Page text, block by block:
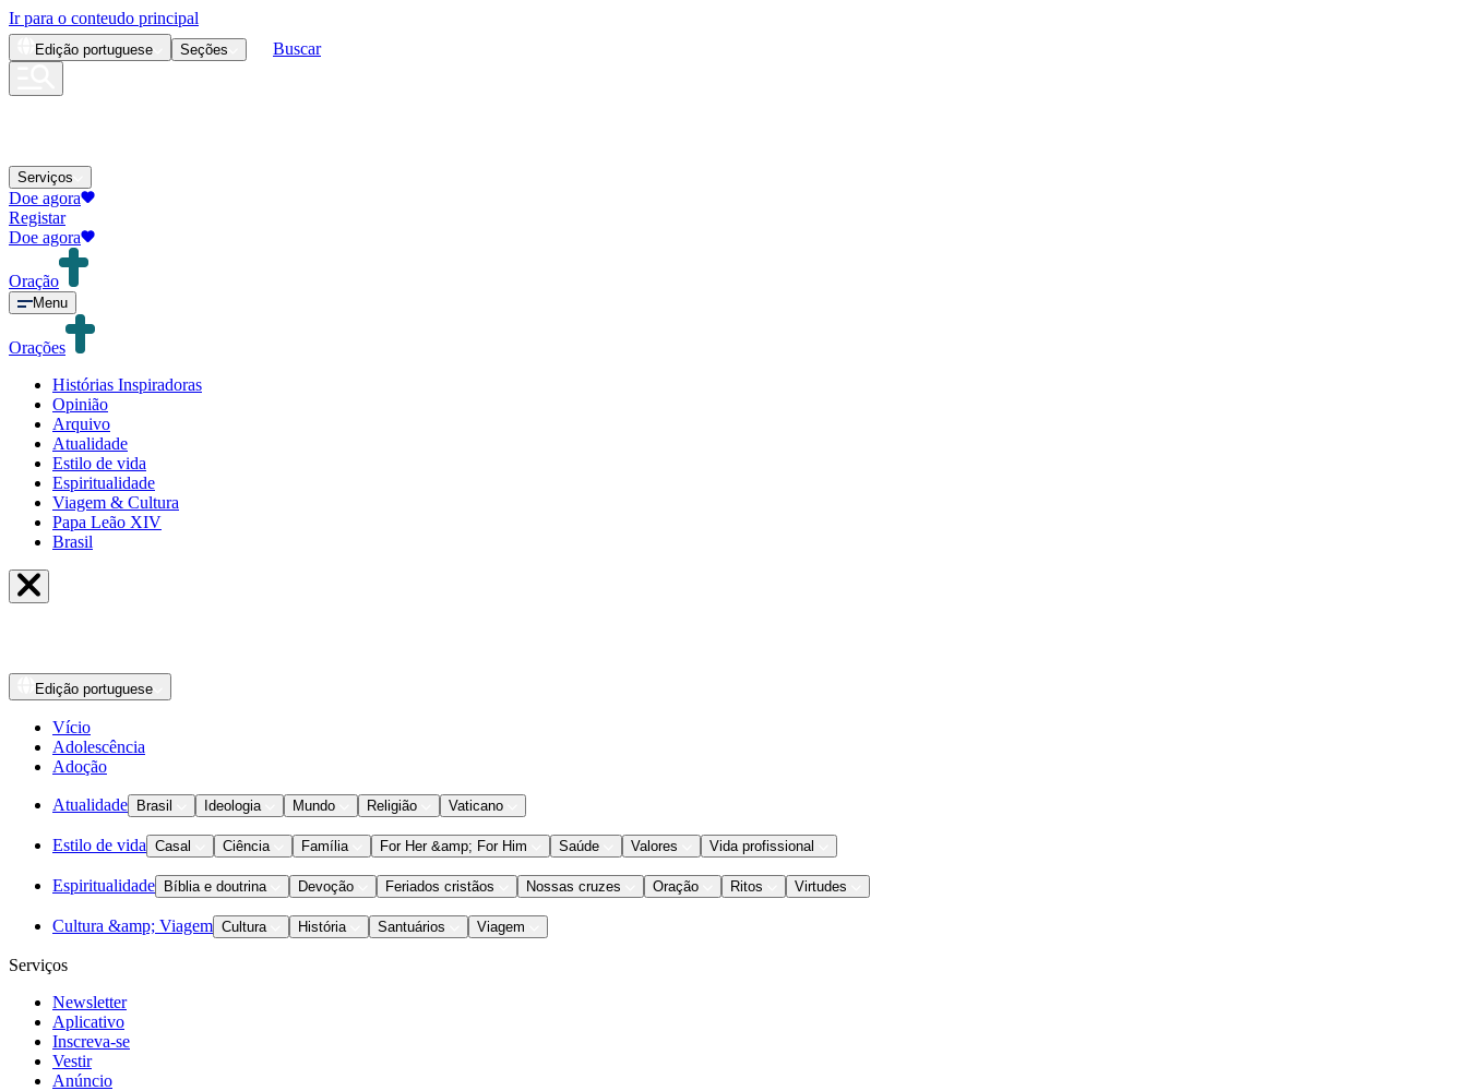
Ir para o conteudo principal
Edição portuguese Seções Buscar
Serviços
Doe agora
Registar
Doe agora
Oração
Menu
Orações
Histórias Inspiradoras
Opinião
Arquivo
Atualidade
Estilo de vida
Espiritualidade
Viagem & Cultura
Papa Leão XIV
Brasil
Edição portuguese
Vício
Adolescência
Adoção
Atualidade Brasil Ideologia Mundo Religião Vaticano
Estilo de vida Casal Ciência Família For Her &amp; For Him Saúde Valores Vida profissional
Espiritualidade Bíblia e doutrina Devoção Feriados cristãos Nossas cruzes Oração Ritos Virtudes
Cultura &amp; Viagem Cultura História Santuários Viagem
Serviços
Newsletter
Aplicativo
Inscreva-se
Vestir
Anúncio